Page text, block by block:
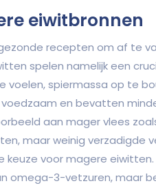
eiwitbronnen
recepten om af te
spelen namelijk een
voelen, spiermassa op te
en bevatten
aan mager vlees
maar weinig verzadigde
keuze voor magere
omega-3-vetzuren, maar